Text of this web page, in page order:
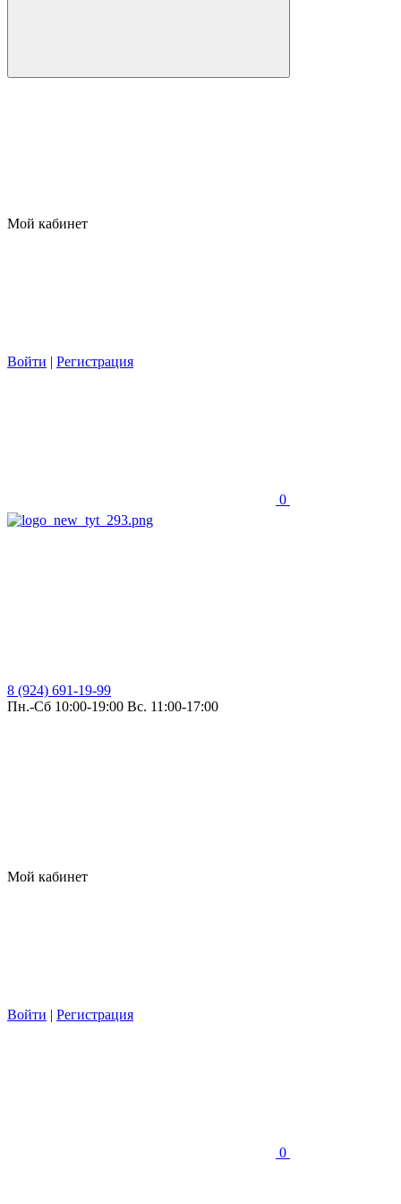
Мой кабинет
Войти | Регистрация
0
8 (924) 691-19-99
Пн.-Сб 10:00-19:00 Вс. 11:00-17:00
Мой кабинет
Войти | Регистрация
0